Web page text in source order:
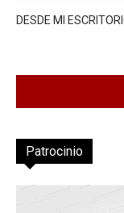
DESDE MI
Patrocinio